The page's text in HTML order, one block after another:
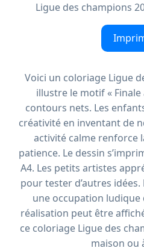
Ligue des champions
Voici un coloriage Ligue
illustre le motif « Finale
contours nets. Les
créativité en inventant de
activité calme renforce
patience. Le dessin
A4. Les petits artistes
pour tester d’autres
une occupation ludique
réalisation peut être
ce coloriage Ligue des
maison ou